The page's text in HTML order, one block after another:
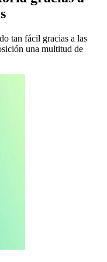
tan fácil gracias a las
una multitud de